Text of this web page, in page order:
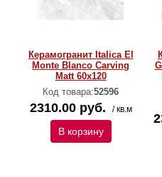
Керамогранит Italica El
Monte Blanco Carving
Matt 60x120
Код товара:52596
2310.00 руб. / кв.м
В корзину